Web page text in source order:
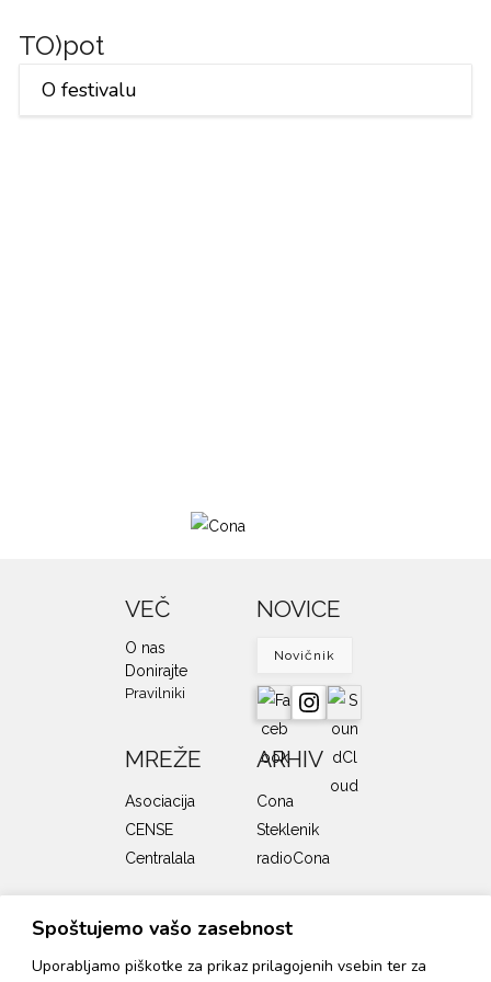
Spoštujemo vašo zasebnost
Uporabljamo piškotke za prikaz prilagojenih vsebin ter za
TO)pot
O festivalu
VEČ
O nas
Donirajte
Pravilniki
NOVICE
Novičnik
MREŽE
Asociacija
CENSE
Centralala
ARHIV
Cona
Steklenik
radioCona
SOFINANCERJI